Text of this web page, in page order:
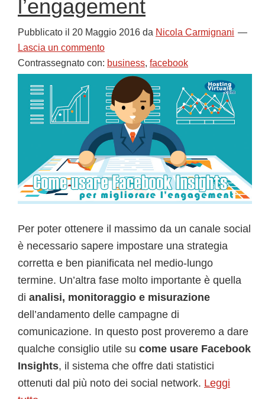
l’engagement
Pubblicato il 20 Maggio 2016 da Nicola Carmignani
Lascia un commento
Contrassegnato con: business, facebook
Per poter ottenere il massimo da un canale social
è necessario sapere impostare una strategia
corretta e ben pianificata nel medio-lungo
termine. Un’altra fase molto importante è quella
di analisi, monitoraggio e misurazione
dell’andamento delle campagne di
comunicazione. In questo post proveremo a dare
qualche consiglio utile su come usare Facebook
Insights, il sistema che offre dati statistici
ottenuti dal più noto dei social network. Leggi